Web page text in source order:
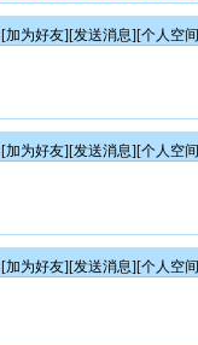
[加为好友][发送消息][个人空
[加为好友][发送消息][个人空
[加为好友][发送消息][个人空